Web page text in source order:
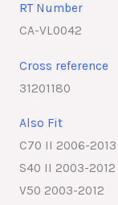
RT Number
CA-VL0042
Cross reference
31201180
Also Fit
C70 II 2006-2013
S40 II 2003-2012
V50 2003-2012